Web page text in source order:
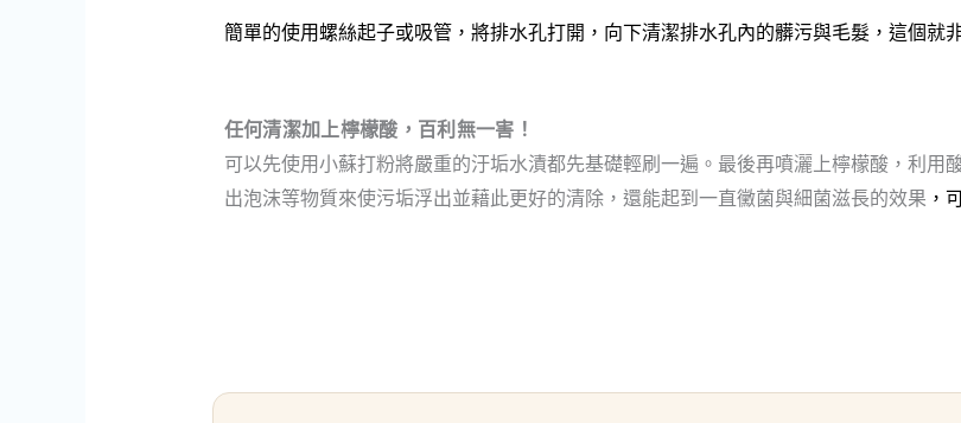
簡單的使用螺絲起子或吸管 ， 將排水孔打開，向下清潔排水孔內的髒污與毛髮 ，這個就
任何清潔加上檸檬酸 ， 百利無一害 ！
可以先使用小蘇打粉將嚴重的汙垢水漬都先基礎輕刷一遍。最後再噴灑上檸檬酸，利用
出泡沫等物質來使污垢浮出並藉此更好的清除，還能起到一直黴菌與細菌滋長的效果 ，